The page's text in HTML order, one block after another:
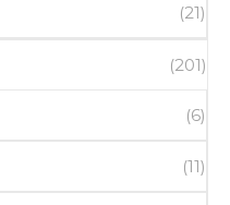
(21)
(201)
(6)
(11)